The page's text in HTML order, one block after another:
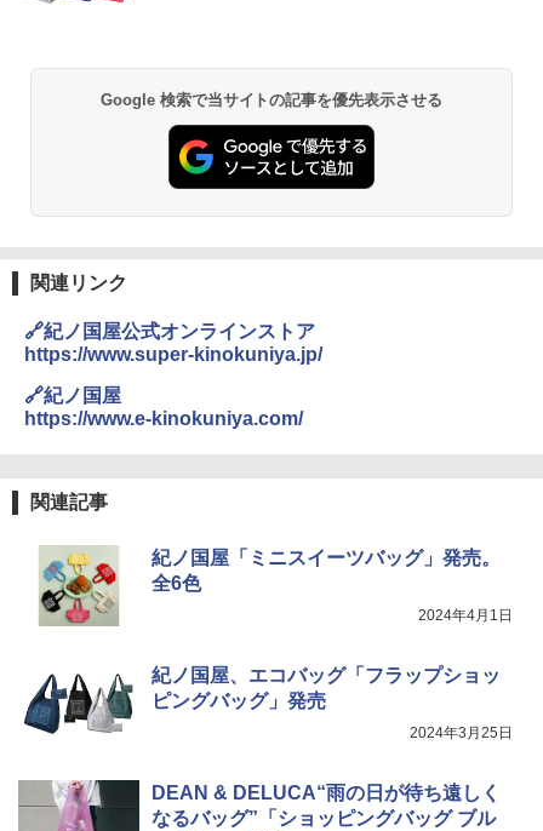
Google 検索で当サイトの記事を優先表示させる
関連リンク
🔗紀ノ国屋公式オンラインストア
https://www.super-kinokuniya.jp/
🔗紀ノ国屋
https://www.e-kinokuniya.com/
関連記事
紀ノ国屋「ミニスイーツバッグ」発売。
全6色
2024年4月1日
紀ノ国屋、エコバッグ「フラップショッ
ピングバッグ」発売
2024年3月25日
DEAN & DELUCA“雨の日が待ち遠しく
なるバッグ”「ショッピングバッグ ブル